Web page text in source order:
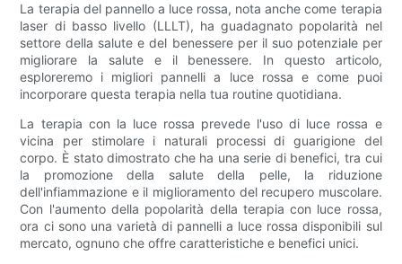
La terapia del pannello a luce rossa, nota anche come terapia
laser di basso livello (LLLT), ha guadagnato popolarità nel
settore della salute e del benessere per il suo potenziale per
migliorare la salute e il benessere. In questo articolo,
esploreremo i migliori pannelli a luce rossa e come puoi
incorporare questa terapia nella tua routine quotidiana.
La terapia con la luce rossa prevede l'uso di luce rossa e
vicina per stimolare i naturali processi di guarigione del
corpo. È stato dimostrato che ha una serie di benefici, tra cui
la promozione della salute della pelle, la riduzione
dell'infiammazione e il miglioramento del recupero muscolare.
Con l'aumento della popolarità della terapia con luce rossa,
ora ci sono una varietà di pannelli a luce rossa disponibili sul
mercato, ognuno che offre caratteristiche e benefici unici.